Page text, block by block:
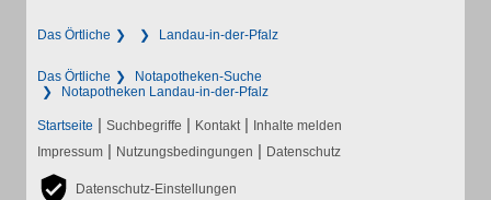
Das Örtliche Landau-in-der-Pfalz
Das Örtliche
Notapotheken-Suche
Notapotheken Landau-in-der-Pfalz
Startseite | Suchbegriffe | Kontakt | Inhalte melden
Impressum | Nutzungsbedingungen | Datenschutz
Datenschutz-Einstellungen